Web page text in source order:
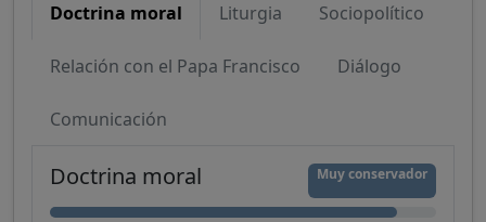
Doctrina moral Liturgia Sociopolítico
Relación con el Papa Francisco Diálogo
Comunicación
Doctrina moral Muy conservador